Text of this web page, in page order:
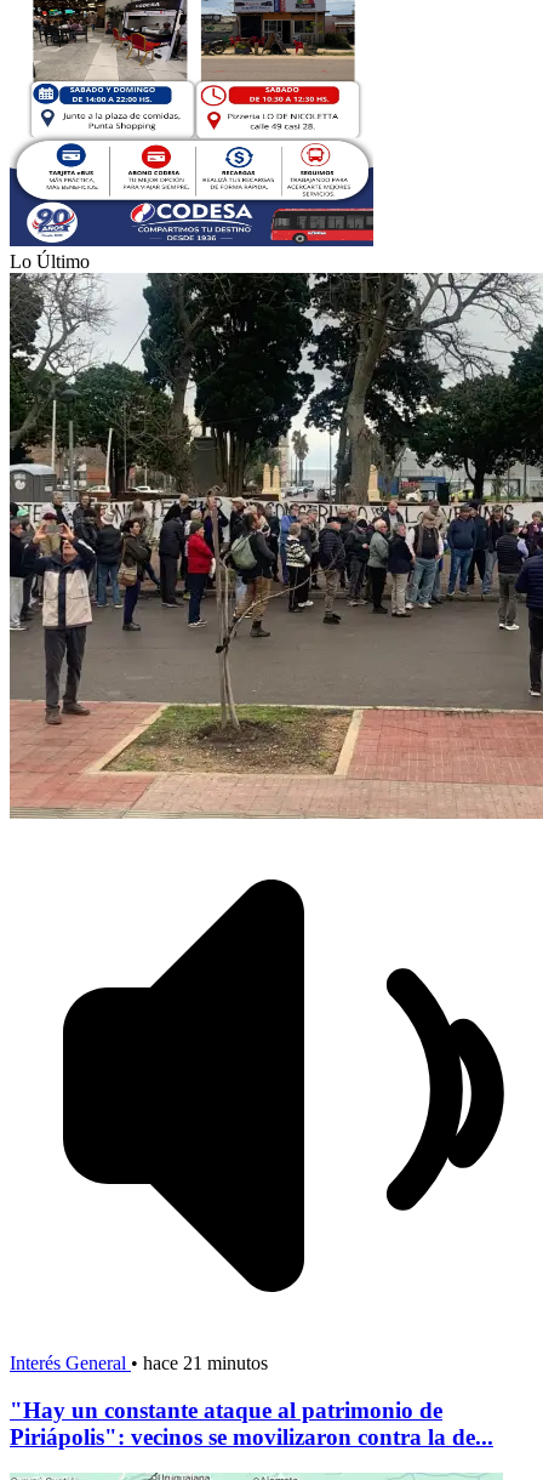
Lo Último
Interés General • hace 21 minutos
"Hay un constante ataque al patrimonio de
Piriápolis": vecinos se movilizaron contra la de...